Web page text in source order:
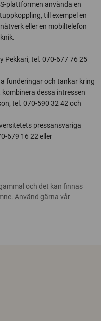
plattformen använda en
till exempel en
eller en mobiltelefon
Pekkari, tel. 070-677 76 25
funderingar och tankar kring
dessa intressen
tel. 070-590 32 42 och
pressansvariga
679 16 22 eller
och det kan finnas
Använd gärna vår